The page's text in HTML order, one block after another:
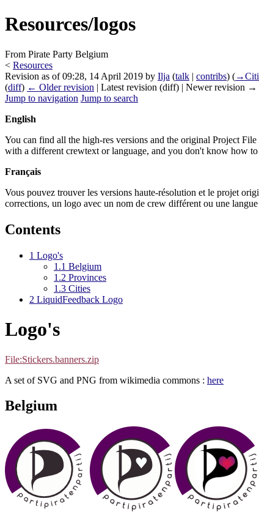
Resources/logos
From Pirate Party Belgium
< Resources
Revision as of 09:28, 14 April 2019 by Ilja (talk | contribs) (
(diff) ← Older revision | Latest revision (diff) | Newer revision
Jump to navigation Jump to search
English
You can find all the high-res versions and the original Project
with a different crewtext or language, and you don't know how
Français
Vous pouvez trouver les versions haute-résolution et le projet
corrections, un logo avec un nom de crew différent ou une
Contents
1 Logo's
1.1 Belgium
1.2 Provinces
1.3 Cities
2 LiquidFeedback Logo
Logo's
File:Stickers.banners.zip
A set of SVG and PNG from wikimedia commons : here
Belgium